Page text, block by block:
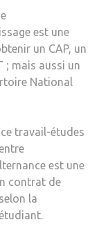
est une
un CAP, un
; mais aussi un
National
travail-études
est une
contrat de
la